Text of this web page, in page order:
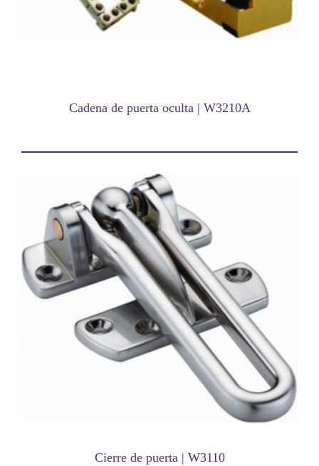
Cadena de puerta oculta | W3210A
Cierre de puerta | W3110